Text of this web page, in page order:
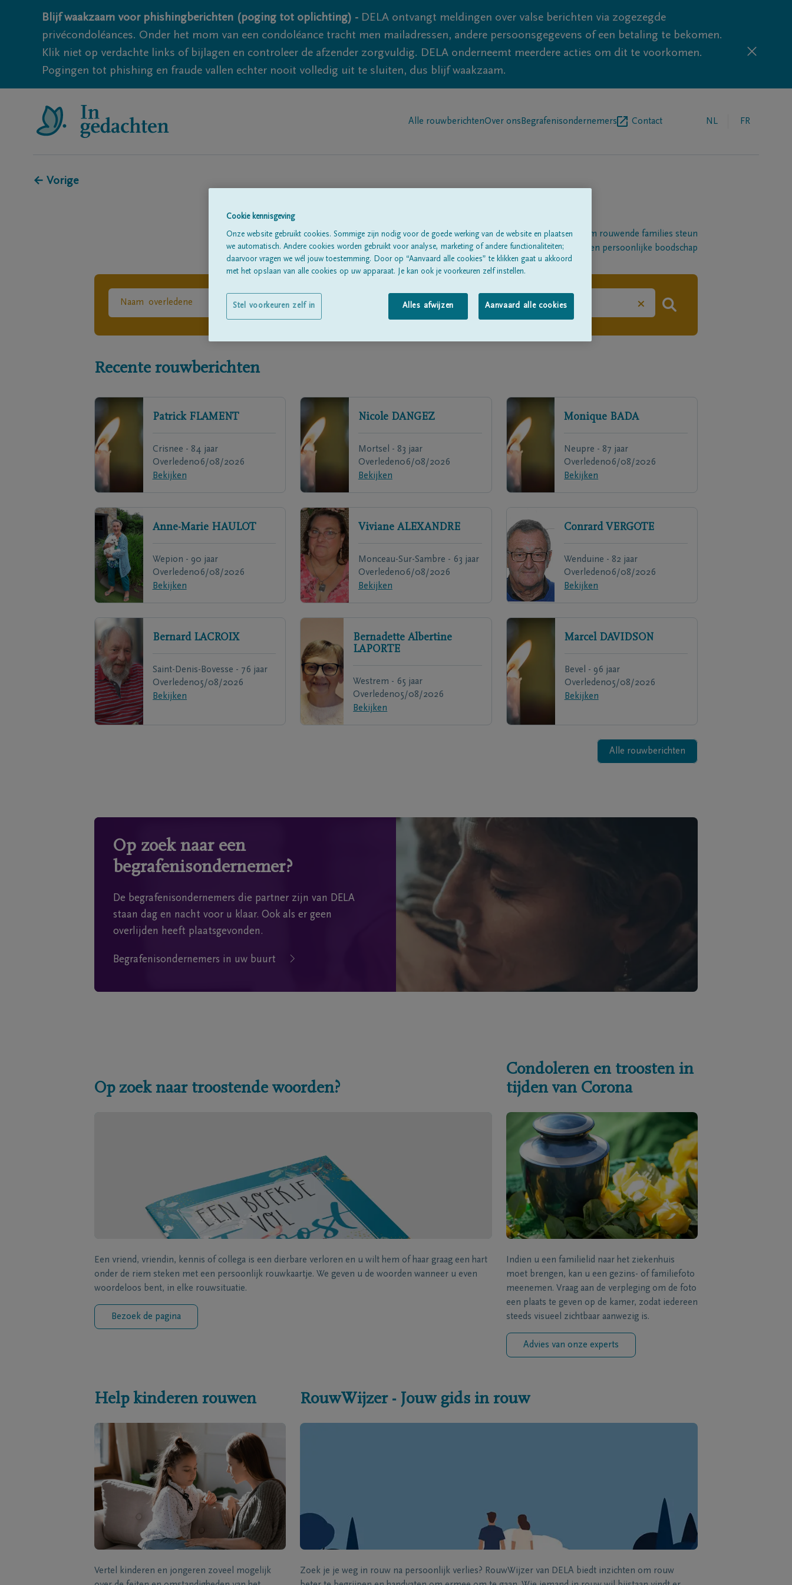
Blijf waakzaam voor phishingberichten (poging tot oplichting) - DELA ontvangt meldingen over valse berichten via zogezegde
privécondoléances. Onder het mom van een condoléance tracht men mailadressen, andere persoonsgegevens of een betaling te bekomen.
Klik niet op verdachte links of bijlagen en controleer de afzender zorgvuldig. DELA onderneemt meerdere acties om dit te voorkomen.
Pogingen tot phishing en fraude vallen echter nooit volledig uit te sluiten, dus blijf waakzaam.
Alle rouwberichtenOver ons Begrafenisondernemers Contact NL FR
← Vorige
Een platform om rouwende families steun
te betuigen met een persoonlijke boodschap
×
Recente rouwberichten
Patrick FLAMENT
Crisnee - 84 jaar
Overleden06/08/2026
Bekijken
Nicole DANGEZ
Mortsel - 83 jaar
Overleden06/08/2026
Bekijken
Monique BADA
Neupre - 87 jaar
Overleden06/08/2026
Bekijken
Anne-Marie HAULOT
Wepion - 90 jaar
Overleden06/08/2026
Bekijken
Viviane ALEXANDRE
Monceau-Sur-Sambre - 63 jaar
Overleden06/08/2026
Bekijken
Conrard VERGOTE
Wenduine - 82 jaar
Overleden06/08/2026
Bekijken
Bernard LACROIX
Saint-Denis-Bovesse - 76 jaar
Overleden05/08/2026
Bekijken
Bernadette Albertine
LAPORTE
Westrem - 65 jaar
Overleden05/08/2026
Bekijken
Marcel DAVIDSON
Bevel - 96 jaar
Overleden05/08/2026
Bekijken
Alle rouwberichten
Op zoek naar een
begrafenisondernemer?
De begrafenisondernemers die partner zijn van DELA
staan dag en nacht voor u klaar. Ook als er geen
overlijden heeft plaatsgevonden.
Begrafenisondernemers in uw buurt
Op zoek naar troostende woorden?
Een vriend, vriendin, kennis of collega is een dierbare verloren en u wilt hem of haar graag een hart
onder de riem steken met een persoonlijk rouwkaartje. We geven u de woorden wanneer u even
woordeloos bent, in elke rouwsituatie.
Bezoek de pagina
Condoleren en troosten in
tijden van Corona
Indien u een familielid naar het ziekenhuis
moet brengen, kan u een gezins- of familiefoto
meenemen. Vraag aan de verpleging om de foto
een plaats te geven op de kamer, zodat iedereen
steeds visueel zichtbaar aanwezig is.
Advies van onze experts
Help kinderen rouwen
Vertel kinderen en jongeren zoveel mogelijk
RouwWijzer - Jouw gids in rouw
Zoek je je weg in rouw na persoonlijk verlies? RouwWijzer van DELA biedt inzichten om rouw
Cookie kennisgeving
Onze website gebruikt cookies. Sommige zijn nodig voor de goede werking van de website en plaatsen
we automatisch. Andere cookies worden gebruikt voor analyse, marketing of andere functionaliteiten;
daarvoor vragen we wél jouw toestemming. Door op “Aanvaard alle cookies” te klikken gaat u akkoord
met het opslaan van alle cookies op uw apparaat. Je kan ook je voorkeuren zelf instellen.
Alles afwijzen Aanvaard alle cookies
Stel voorkeuren zelf in